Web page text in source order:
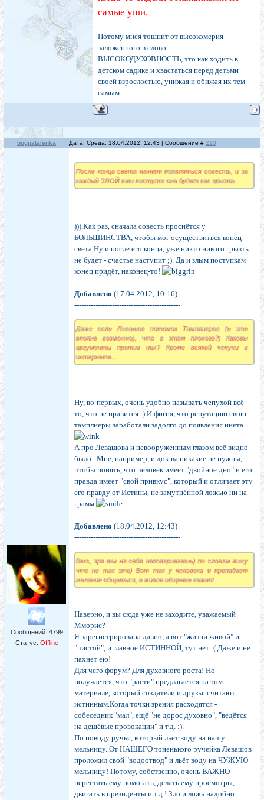
самые уши.
Потому мнея тошнит от высокомерия
заложенного в слово -
ВЫСОКОДУХОВНОСТЬ, это как ходить в
детском садике и хвастаться перед детьми
своей взрослостью, унижая и обижая их тем
самым.
bognatalenka Дата: Среда, 18.04.2012, 12:43 | Сообщение # 210
Сообщений: 4799
Статус: Offline
После конца света начнет появляться совесть, и за
каждый ЗЛОЙ ваш поступок она будет вас грызть
))).Как раз, сначала совесть проснётся у
БОЛЬШИНСТВА, чтобы мог осуществиться конец
света.Ну и после его конца, уже никто никого грызть
не будет - счастье наступит ;). Да и злым поступкам
конец придёт, наконец-то!
Добавлено (17.04.2012, 10:16)
---------------------------------------------
Даже если Левашов потомок Тамплиеров (и это
вполне возможно), что в этом плохого?) Каковы
аргументы против них? Кроме всякой чепухи в
интернете...
Ну, во-первых, очень удобно называть чепухой всё
то, что не нравится :).И фигня, что репутацию свою
тамплиеры заработали задолго до появления инета
А про Левашова и невооруженным глазом всё видно
было...Мне, например, и док-ва никакие не нужны,
чтобы понять, что человек имеет "двойное дно" и его
правда имеет "свой привкус", который и отличает эту
его правду от Истины, не замутнённой ложью ни на
грамм
Добавлено (18.04.2012, 12:43)
---------------------------------------------
Bers, зря ты на себя наговариваешь) по словам вижу
что не так это) Вот так у человека и пропадает
желание общаться, а живое общение важно!
Наверно, и вы сюда уже не заходите, уважаемый
Мморис?
Я зарегистрирована давно, а вот "жизни живой" и
"чистой", и главное ИСТИННОЙ, тут нет :(.Даже и не
пахнет ею!
Для чего форум? Для духовного роста! Но
получается, что "расти" предлагается на том
материале, который создатели и друзья считают
истинным.Когда точки зрения расходятся -
собеседник "мал", ещё "не дорос духовно", "ведётся
на дешёвые провокации" и т.д. :).
По поводу ручья, который льёт воду на нашу
мельницу..От НАШЕГО тоненького ручейка Левашов
проложил свой "водоотвод" и льёт воду на ЧУЖУЮ
мельницу! Потому, собственно, очень ВАЖНО
перестать ему помогать, делать ему просмотры,
двигать в президенты и т.д.! Зло и ложь надобно